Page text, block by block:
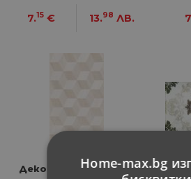
7.15 € 13.98 ЛВ.
Декор Калисто ромб
Home-max.bg